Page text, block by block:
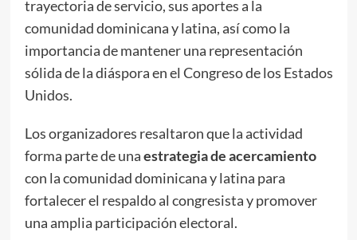
trayectoria de servicio, sus aportes a la
comunidad dominicana y latina, así como la
importancia de mantener una representación
sólida de la diáspora en el Congreso de los Estados
Unidos.
Los organizadores resaltaron que la actividad
forma parte de unaestrategia de acercamiento
con la comunidad dominicana y latina para
fortalecer el respaldo al congresista y promover
una amplia participación electoral.